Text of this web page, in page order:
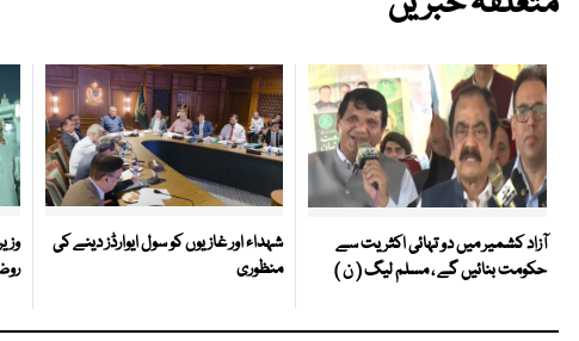
آزاد کشمیر میں دو تہائی اکثریت سے
حکومت بنائیں گے ، مسلم لیگ ( ن )
شہداء اور غازیوں کو سول ایوارڈز دینے کی
منظوری